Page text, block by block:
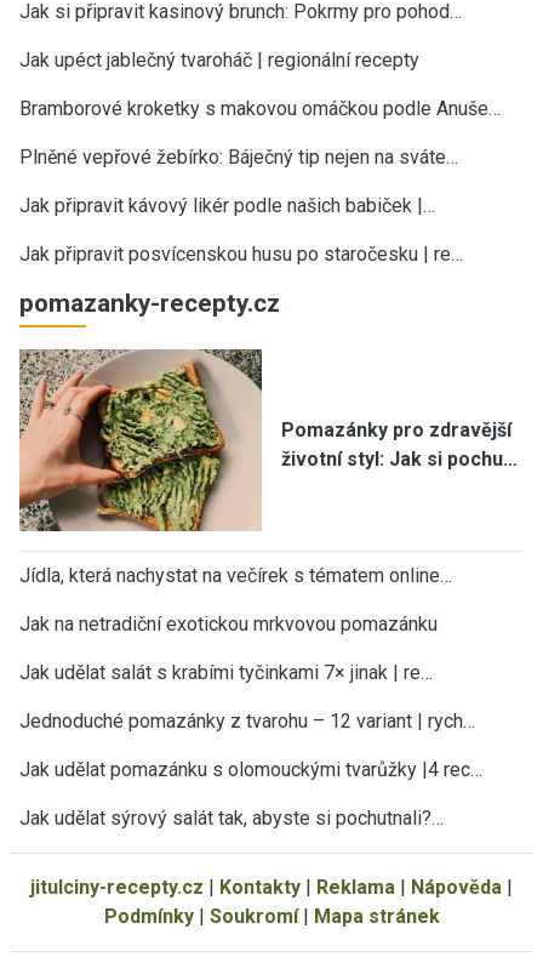
Jak si připravit kasinový brunch: Pokrmy pro pohod…
Jak upéct jablečný tvaroháč | regionální recepty
Bramborové kroketky s makovou omáčkou podle Anuše…
Plněné vepřové žebírko: Báječný tip nejen na sváte…
Jak připravit kávový likér podle našich babiček |…
Jak připravit posvícenskou husu po staročesku | re…
pomazanky-recepty.cz
Pomazánky pro zdravější
životní styl: Jak si pochu…
Jídla, která nachystat na večírek s tématem online…
Jak na netradiční exotickou mrkvovou pomazánku
Jak udělat salát s krabími tyčinkami 7× jinak | re…
Jednoduché pomazánky z tvarohu – 12 variant | rych…
Jak udělat pomazánku s olomouckými tvarůžky |4 rec…
Jak udělat sýrový salát tak, abyste si pochutnali?…
jitulciny-recepty.cz Kontakty Reklama Nápověda
Podmínky| Soukromí| Mapa stránek